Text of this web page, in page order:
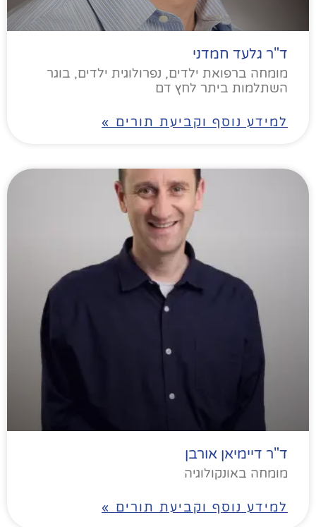
ד"ר גלעד חמדני
מומחה ברפואת ילדים, נפרולוגית ילדים, בוגר
השתלמות ביתר לחץ דם
למידע נוסף וקביעת תורים »
ד"ר דיימיאן אורבן
מומחה באונקולוגיה
למידע נוסף וקביעת תורים »